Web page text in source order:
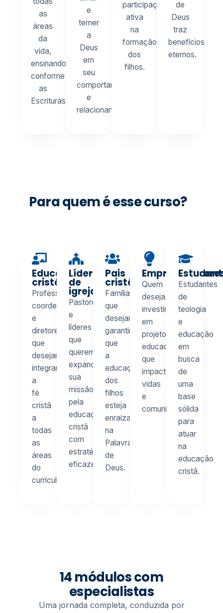
as
áreas
da
vida,
ensinando
conforme
as
Escrituras.
e
temer
a
Deus
em
seu
comportamento
e
relacionamentos.
participação
ativa
na
formação
dos
filhos.
de
Deus
traz
benefícios
eternos.
Para quem é esse curso?
Educadores
cristãos
Professores,
coordenadores
e
diretores
que
desejam
integrar
a
fé
cristã
a
todas
as
áreas
do
currículo.
Líderes
de
igrejas
Pastores
e
líderes
que
querem
expandir
sua
missão
pela
educação
cristã
com
estratégias
eficazes.
Pais
cristãos
Famílias
que
desejam
garantir
que
a
educação
dos
filhos
esteja
enraizada
na
Palavra
de
Deus.
Quem
deseja
investir
em
projetos
educacionais
que
impactam
vidas
e
comunidades.
Estudantes
de
teologia
e
educação
em
busca
de
uma
base
sólida
para
atuar
na
educação
cristã.
14 módulos com
especialistas
Uma jornada completa, conduzida por